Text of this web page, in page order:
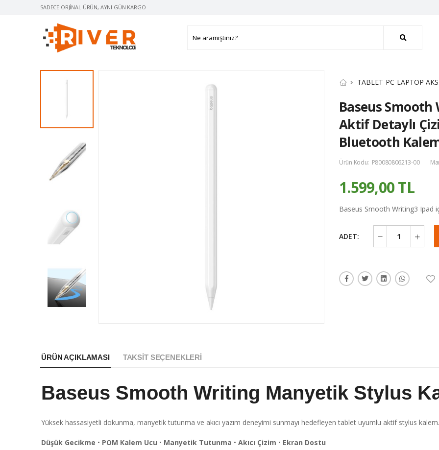
SADECE ORJINAL ÜRÜN, AYNI GÜN KARGO
TABLET-PC-LAPTOP
Baseus
Aktif Detaylı
Bluetooth
Ürün Kodu: P80080806213-00
1.599,00 TL
Baseus Smooth Writing3 Ipad
ADET:
ÜRÜN AÇIKLAMASI TAKSIT SEÇENEKLERI
Baseus Smooth Writing Manyetik Stylus
Yüksek hassasiyetli dokunma, manyetik tutunma ve akıcı yazım deneyimi sunmayı hedefleyen tablet uyumlu aktif stylus kalem.
Düşük Gecikme • POM Kalem Ucu • Manyetik Tutunma • Akıcı Çizim • Ekran Dostu